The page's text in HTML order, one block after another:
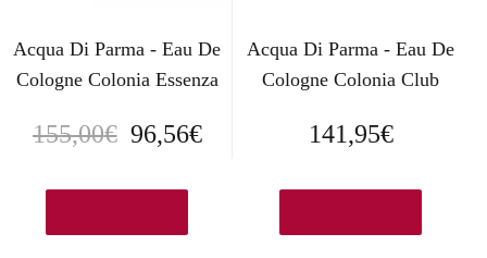
Acqua Di Parma - Eau De
Cologne Colonia Essenza
155,00€ E
96,56€E
Acqua Di Parma - Eau De
Cologne Colonia Club
141,95€